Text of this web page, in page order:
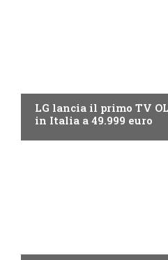
LG lancia il primo TV
in Italia a 49.999 euro